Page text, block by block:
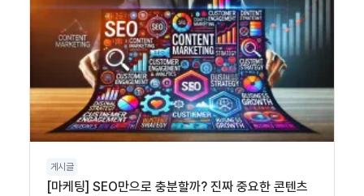
게시글
[마케팅] SEO만으로 충분할까? 진짜 중요한 콘텐츠